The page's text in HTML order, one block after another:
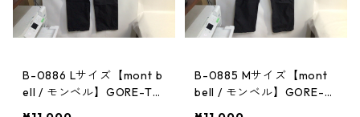
B-0886 Lサイズ【mont b
ell / モンベル】GORE-TE
B-0885 Mサイズ【mont
bell / モンベル】GORE-T